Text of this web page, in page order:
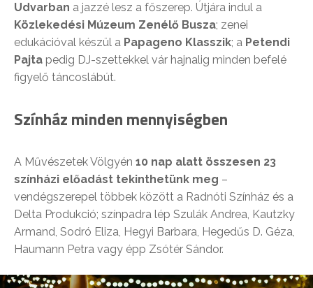
Udvarban a jazzé lesz a főszerep. Útjára indul a
Közlekedési Múzeum Zenélő Busza; zenei
edukációval készül a Papageno Klasszik; a Petendi
Pajta pedig DJ-szettekkel vár hajnalig minden befelé
figyelő táncoslábút.
Színház minden mennyiségben
A Művészetek Völgyén 10 nap alatt összesen 23
színházi előadást tekinthetünk meg –
vendégszerepel többek között a Radnóti Színház és a
Delta Produkció; színpadra lép Szulák Andrea, Kautzky
Armand, Sodró Eliza, Hegyi Barbara, Hegedűs D. Géza,
Haumann Petra vagy épp Zsótér Sándor.